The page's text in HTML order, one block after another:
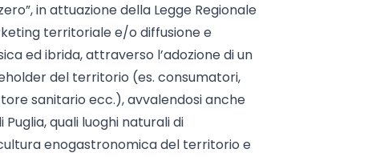
in attuazione della Legge Regionale
territoriale e/o diffusione e
ed ibrida, attraverso l’adozione di un
del territorio (es. consumatori,
sanitario ecc.), avvalendosi anche
quali luoghi naturali di
enogastronomica del territorio e